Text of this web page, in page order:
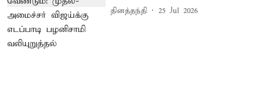
தினத்தந்தி 25 Jul 2026